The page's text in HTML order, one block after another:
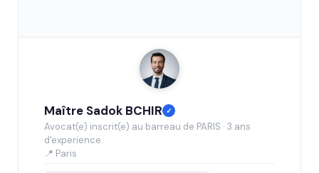
Maître Sadok BCHIR ✓
Avocat(e) inscrit(e) au barreau de PARIS · 3 ans
d'experience.
📍 Paris